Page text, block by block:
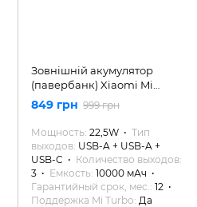
Зовнішній акумулятор
(павербанк) Xiaomi Mi
Power Bank 3 10000mAh
22.5W Black (PB100DPDZM,
BHR5884GL)
849 грн 999 грн
Мощность 22,5W
Тип
выходов USB-A + USB-A +
USB-C
Количество выходов
3
Емкость 10000 мАч
Гарантийный срок, мес.
12
Поддержка Mi Turbo Да